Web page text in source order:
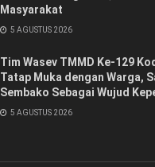
Masyarakat
5 AGUSTUS 2026
Tim Wasev TMMD Ke-129
Tatap Muka dengan Warga,
Sembako Sebagai Wujud
5 AGUSTUS 2026